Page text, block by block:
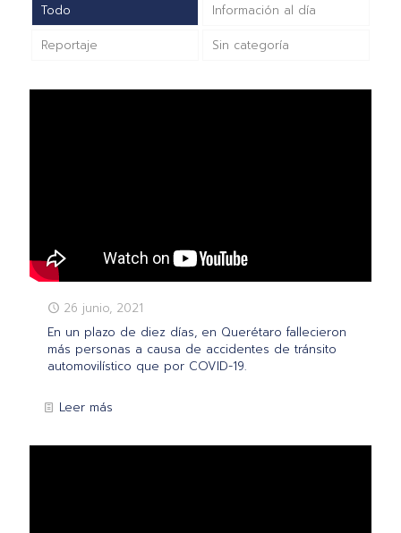
Todo Información al día
Reportaje Sin categoría
26 junio, 2021
En un plazo de diez días, en Querétaro fallecieron
más personas a causa de accidentes de tránsito
automovilístico que por COVID-19.
Leer más